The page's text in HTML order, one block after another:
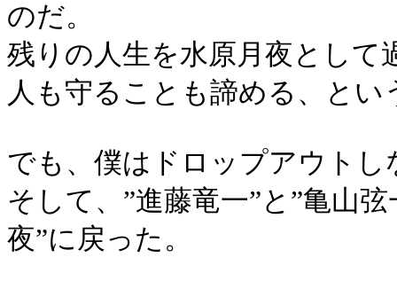
のだ。
残りの人生を水原月夜として
人も守ることも諦める、とい
でも、僕はドロップアウトし
そして、”進藤竜一”と”亀山
夜”に戻った。